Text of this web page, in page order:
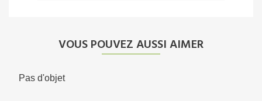
VOUS POUVEZ AUSSI AIMER
Pas d'objet